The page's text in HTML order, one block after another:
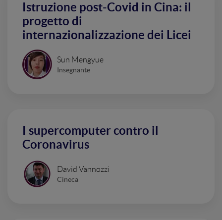
Istruzione post-Covid in Cina: il
progetto di
internazionalizzazione dei Licei
Sun Mengyue
Insegnante
I supercomputer contro il
Coronavirus
David Vannozzi
Cineca